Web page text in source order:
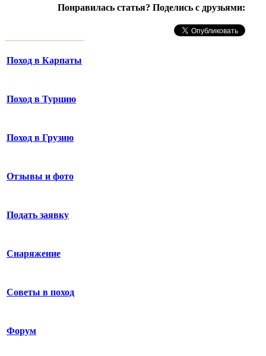
Понравилась статья? Поделись с друзьями:
Поход в Карпаты
Поход в Турцию
Поход в Грузию
Отзывы и фото
Подать заявку
Снаряжение
Советы в поход
Форум